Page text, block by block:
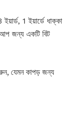
1 ইয়ার্ডে ধাক্কা
জন্য একটি বিট
যেমন কাপড় জন্য